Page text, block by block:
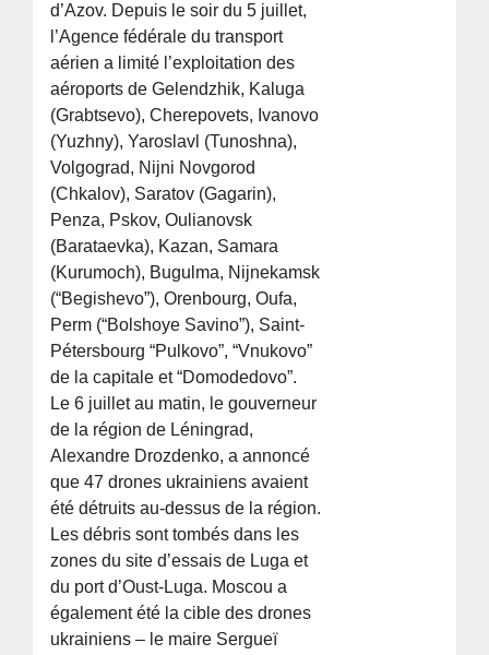
d’Azov. Depuis le soir du 5 juillet,
l’Agence fédérale du transport
aérien a limité l’exploitation des
aéroports de Gelendzhik, Kaluga
(Grabtsevo), Cherepovets, Ivanovo
(Yuzhny), Yaroslavl (Tunoshna),
Volgograd, Nijni Novgorod
(Chkalov), Saratov (Gagarin),
Penza, Pskov, Oulianovsk
(Barataevka), Kazan, Samara
(Kurumoch), Bugulma, Nijnekamsk
(“Begishevo”), Orenbourg, Oufa,
Perm (“Bolshoye Savino”), Saint-
Pétersbourg “Pulkovo”, “Vnukovo”
de la capitale et “Domodedovo”.
Le 6 juillet au matin, le gouverneur
de la région de Léningrad,
Alexandre Drozdenko, a annoncé
que 47 drones ukrainiens avaient
été détruits au-dessus de la région.
Les débris sont tombés dans les
zones du site d’essais de Luga et
du port d’Oust-Luga. Moscou a
également été la cible des drones
ukrainiens – le maire Sergueï